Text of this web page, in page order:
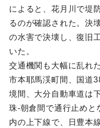
によると、花月川で堤
るのが確認された。決
の水害で決壊し、復旧
いた。
交通機関も大幅に乱れ
市本耶馬渓町間、国道
境間、大分自動車道は
珠-朝倉間で通行止めと
内の上下線で、日豊本